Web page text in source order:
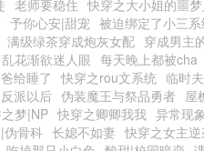
老师要稳住 快穿之大小姐的噩
予你心安|甜宠 被迫绑定了小三系
满级绿茶穿成炮灰女配 穿成男主
乱花渐欲迷人眼 每天晚上都被cha
给睡了 快穿之rou文系统 临时
派以后 伪装魔王与祭品勇者 屋
梦|NP 快穿之卿卿我我 异常现
伪骨科 长媳不如妻 快穿之女主